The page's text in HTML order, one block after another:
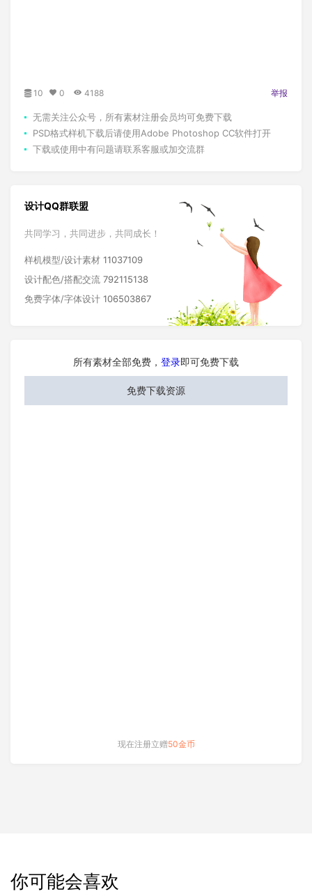
10 0 4188 举报
无需关注公众号，所有素材注册会员均可免费下载
PSD格式样机下载后请使用Adobe Photoshop CC软件打开
下载或使用中有问题请联系客服或加交流群
设计QQ群联盟
共同学习，共同进步，共同成长！
样机模型/设计素材 11037109
设计配色/搭配交流 792115138
免费字体/字体设计 106503867
所有素材全部免费， 登录即可免费下载
免费下载资源
现在注册立赠50金币
你可能会喜欢